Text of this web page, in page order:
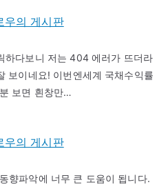
우의 게시판
하다보니 저는 404 에러가 뜨더라
보이네요! 이번엔세계 국채수익률
보면 흰창만…
우의 게시판
향파악에 너무 큰 도움이 됩니다.